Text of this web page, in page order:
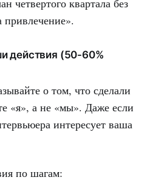
действия (50-60%
о том, что сделали
«я», а не «мы». Даже если
интересует ваша
по шагам: